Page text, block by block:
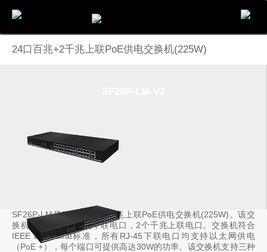
24口百兆+2千兆上联PoE供电交换机(225W)
SF26P-LM是24口百兆+2千兆上联PoE供电交换机(225W)。该交
换机可提供24个百兆下联电口，2个千兆上联电口。交换机符合
IEEE 802.3af/at标准，所有RJ-45下联电口均支持以太网供电
（PoE +），每个端口可提供高达30W的功率。该交换机支持三种
电话 留言